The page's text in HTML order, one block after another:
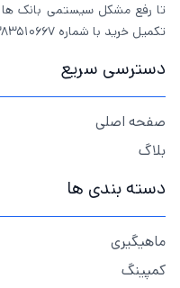
تا رفع مشکل سیستمی بانک
تکمیل خرید با شماره 09383510667 ادمین سایت در ارتباط باشند.
دسترسی سریع
صفحه اصلی
بلاگ
دسته بندی ها
ماهیگیری
کمپینگ